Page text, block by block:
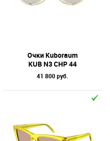
Очки Kuboraum
KUB N3 CHP 44
41 800 руб.